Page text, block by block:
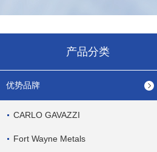
产品分类
优势品牌
CARLO GAVAZZI
Fort Wayne Metals